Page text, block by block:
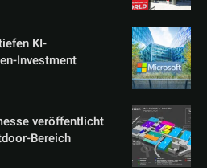
KI-
Investment
veröffentlicht
Bereich